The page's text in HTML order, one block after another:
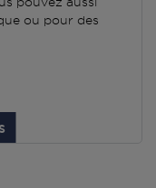
ou pour des